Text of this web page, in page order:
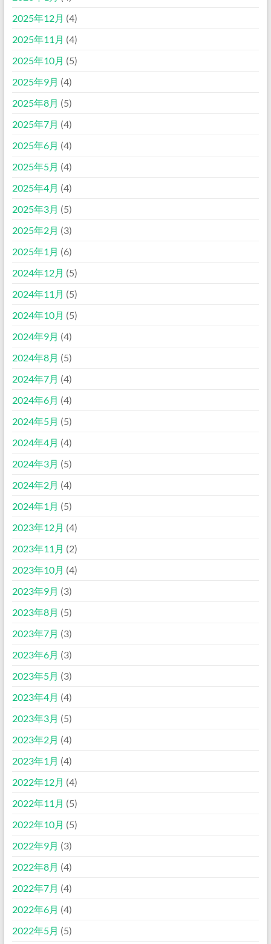
2025年12月 (4)
2025年11月 (4)
2025年10月 (5)
2025年9月 (4)
2025年8月 (5)
2025年7月 (4)
2025年6月 (4)
2025年5月 (4)
2025年4月 (4)
2025年3月 (5)
2025年2月 (3)
2025年1月 (6)
2024年12月 (5)
2024年11月 (5)
2024年10月 (5)
2024年9月 (4)
2024年8月 (5)
2024年7月 (4)
2024年6月 (4)
2024年5月 (5)
2024年4月 (4)
2024年3月 (5)
2024年2月 (4)
2024年1月 (5)
2023年12月 (4)
2023年11月 (2)
2023年10月 (4)
2023年9月 (3)
2023年8月 (5)
2023年7月 (3)
2023年6月 (3)
2023年5月 (3)
2023年4月 (4)
2023年3月 (5)
2023年2月 (4)
2023年1月 (4)
2022年12月 (4)
2022年11月 (5)
2022年10月 (5)
2022年9月 (3)
2022年8月 (4)
2022年7月 (4)
2022年6月 (4)
2022年5月 (5)